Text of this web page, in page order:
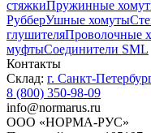
стяжкиПружинные
РубберУшные хомуты
глушителяПроволочные
муфтыСоединители SML
Контакты
Склад: г. Санкт-
8 (800) 350-98-09
info@normarus.ru
ООО «НОРМА-РУС»